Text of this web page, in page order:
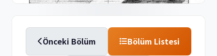
Önceki Bölüm Bölüm Listesi